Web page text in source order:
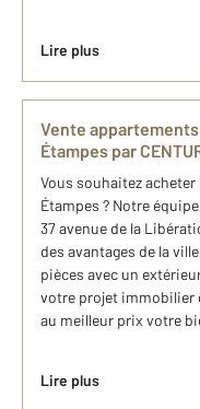
Lire plus
Vente
Étampes par
Vous souhaitez
Étampes ? Notre
37 avenue de la
des avantages de la
pièces avec un
votre projet immobilier
au meilleur prix votre
Lire plus